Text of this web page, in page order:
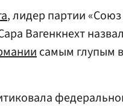
, лидер партии «Союз
Вагенкнехт
самым глупым